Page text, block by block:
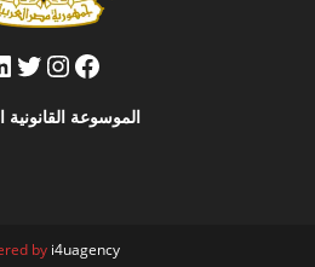
فيسبوكإنستجرام
تويتر لينكد إن
الموسوعة القانونية
by i4uagency